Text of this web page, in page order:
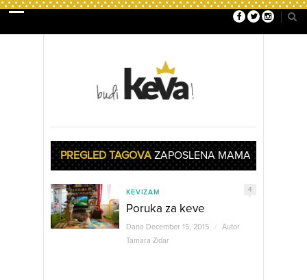
PREGLED TAGOVAZAPOSLENA MAMA
KEVIZAM 4
Poruka za keve
Dana December 15, 2015
Autor
Tamara Zidar